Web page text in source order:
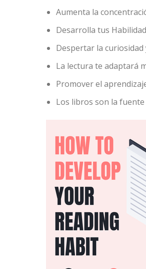
Aumenta la
Desarrolla tus
Despertar la
La lectura te adaptará
Promover el
Los libros son la fuente